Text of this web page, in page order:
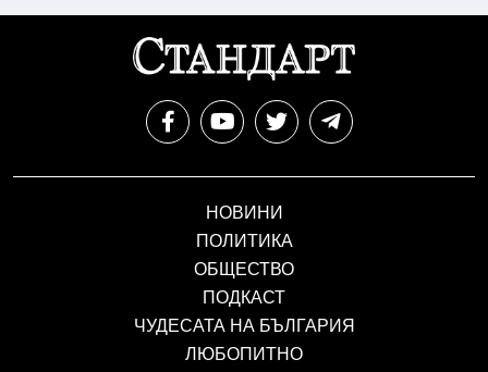
НОВИНИ
ПОЛИТИКА
ОБЩЕСТВО
ПОДКАСТ
ЧУДЕСАТА НА БЪЛГАРИЯ
ЛЮБОПИТНО